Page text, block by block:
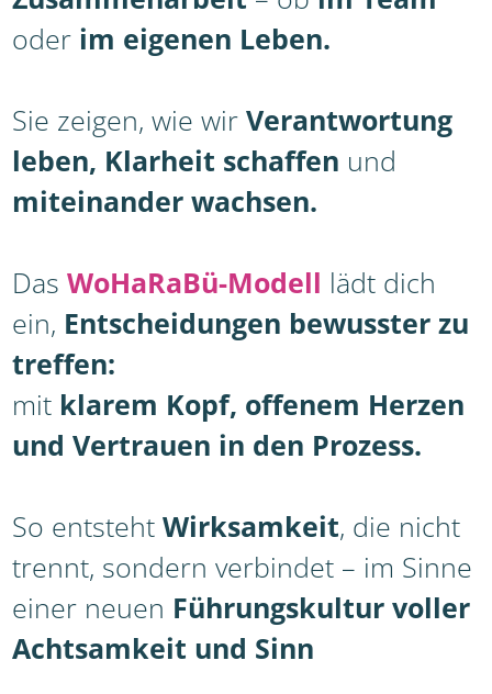
oder im eigenen Leben.
Sie zeigen, wie wir Verantwortung
leben, Klarheit schaffen und
miteinander wachsen.
Das WoHaRaBü-Modell lädt dich
ein, Entscheidungen bewusster zu
treffen:
mit klarem Kopf, offenem Herzen
und Vertrauen in den Prozess.
So entsteht Wirksamkeit, die nicht
trennt, sondern verbindet – im Sinne
einer neuen Führungskultur voller
Achtsamkeit und Sinn